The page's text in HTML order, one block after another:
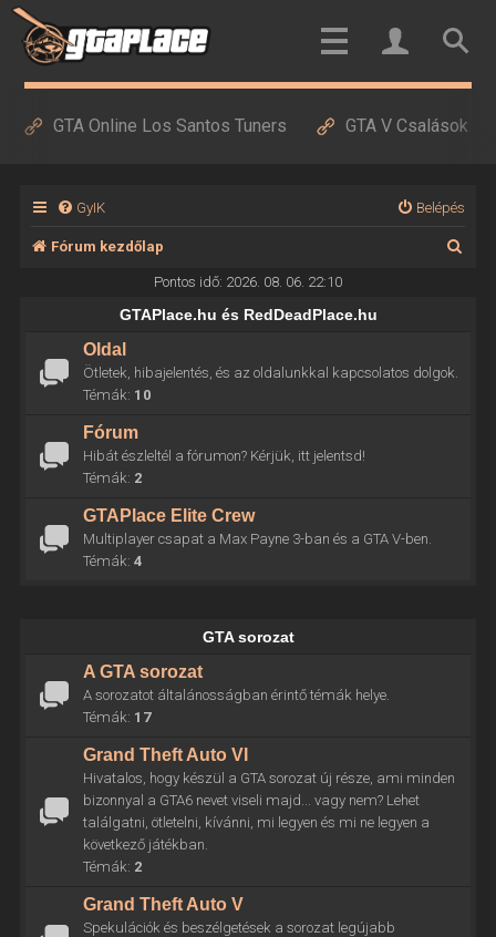
GTA Online Los Santos Tuners GTA V Csalások
GyIK Belépés
Fórum kezdőlap
Pontos idő: 2026. 08. 06. 22:10
GTAPlace.hu és RedDeadPlace.hu
Oldal
Ötletek, hibajelentés, és az oldalunkkal kapcsolatos dolgok.
Témák: 10
Fórum
Hibát észleltél a fórumon? Kérjük, itt jelentsd!
Témák: 2
GTAPlace Elite Crew
Multiplayer csapat a Max Payne 3-ban és a GTA V-ben.
Témák: 4
GTA sorozat
A GTA sorozat
A sorozatot általánosságban érintő témák helye.
Témák: 17
Grand Theft Auto VI
Hivatalos, hogy készül a GTA sorozat új része, ami minden
bizonnyal a GTA6 nevet viseli majd... vagy nem? Lehet
találgatni, ötletelni, kívánni, mi legyen és mi ne legyen a
következő játékban.
Témák: 2
Grand Theft Auto V
Spekulációk és beszélgetések a sorozat legújabb